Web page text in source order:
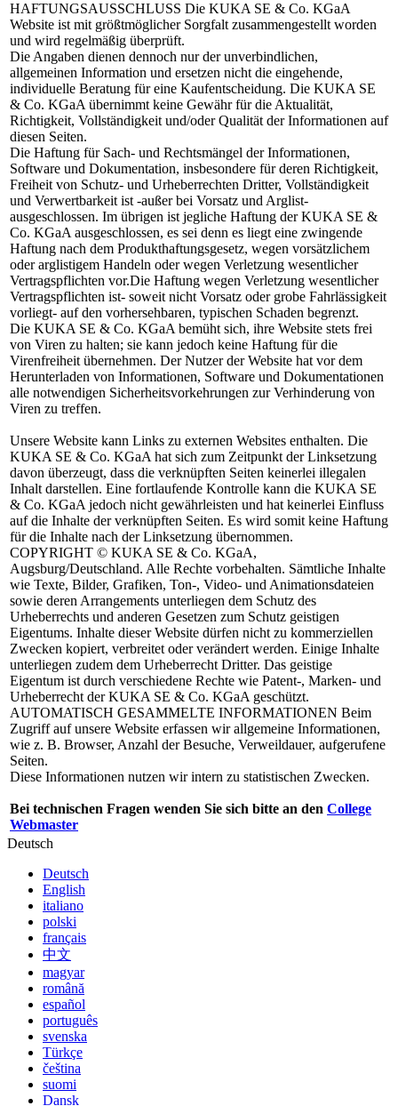
HAFTUNGSAUSSCHLUSS Die KUKA SE & Co. KGaA
Website ist mit größtmöglicher Sorgfalt zusammengestellt worden
und wird regelmäßig überprüft.
Die Angaben dienen dennoch nur der unverbindlichen,
allgemeinen Information und ersetzen nicht die eingehende,
individuelle Beratung für eine Kaufentscheidung. Die KUKA SE
& Co. KGaA übernimmt keine Gewähr für die Aktualität,
Richtigkeit, Vollständigkeit und/oder Qualität der Informationen auf
diesen Seiten.
Die Haftung für Sach- und Rechtsmängel der Informationen,
Software und Dokumentation, insbesondere für deren Richtigkeit,
Freiheit von Schutz- und Urheberrechten Dritter, Vollständigkeit
und Verwertbarkeit ist -außer bei Vorsatz und Arglist-
ausgeschlossen. Im übrigen ist jegliche Haftung der KUKA SE &
Co. KGaA ausgeschlossen, es sei denn es liegt eine zwingende
Haftung nach dem Produkthaftungsgesetz, wegen vorsätzlichem
oder arglistigem Handeln oder wegen Verletzung wesentlicher
Vertragspflichten vor.Die Haftung wegen Verletzung wesentlicher
Vertragspflichten ist- soweit nicht Vorsatz oder grobe Fahrlässigkeit
vorliegt- auf den vorhersehbaren, typischen Schaden begrenzt.
Die KUKA SE & Co. KGaA bemüht sich, ihre Website stets frei
von Viren zu halten; sie kann jedoch keine Haftung für die
Virenfreiheit übernehmen. Der Nutzer der Website hat vor dem
Herunterladen von Informationen, Software und Dokumentationen
alle notwendigen Sicherheitsvorkehrungen zur Verhinderung von
Viren zu treffen.
Unsere Website kann Links zu externen Websites enthalten. Die
KUKA SE & Co. KGaA hat sich zum Zeitpunkt der Linksetzung
davon überzeugt, dass die verknüpften Seiten keinerlei illegalen
Inhalt darstellen. Eine fortlaufende Kontrolle kann die KUKA SE
& Co. KGaA jedoch nicht gewährleisten und hat keinerlei Einfluss
auf die Inhalte der verknüpften Seiten. Es wird somit keine Haftung
für die Inhalte nach der Linksetzung übernommen.
COPYRIGHT © KUKA SE & Co. KGaA,
Augsburg/Deutschland. Alle Rechte vorbehalten. Sämtliche Inhalte
wie Texte, Bilder, Grafiken, Ton-, Video- und Animationsdateien
sowie deren Arrangements unterliegen dem Schutz des
Urheberrechts und anderen Gesetzen zum Schutz geistigen
Eigentums. Inhalte dieser Website dürfen nicht zu kommerziellen
Zwecken kopiert, verbreitet oder verändert werden. Einige Inhalte
unterliegen zudem dem Urheberrecht Dritter. Das geistige
Eigentum ist durch verschiedene Rechte wie Patent-, Marken- und
Urheberrecht der KUKA SE & Co. KGaA geschützt.
AUTOMATISCH GESAMMELTE INFORMATIONEN Beim
Zugriff auf unsere Website erfassen wir allgemeine Informationen,
wie z. B. Browser, Anzahl der Besuche, Verweildauer, aufgerufene
Seiten.
Diese Informationen nutzen wir intern zu statistischen Zwecken.
Bei technischen Fragen wenden Sie sich bitte an den College
Webmaster
Deutsch
Deutsch
English
italiano
polski
français
中文
magyar
română
español
português
svenska
Türkçe
čeština
suomi
Dansk